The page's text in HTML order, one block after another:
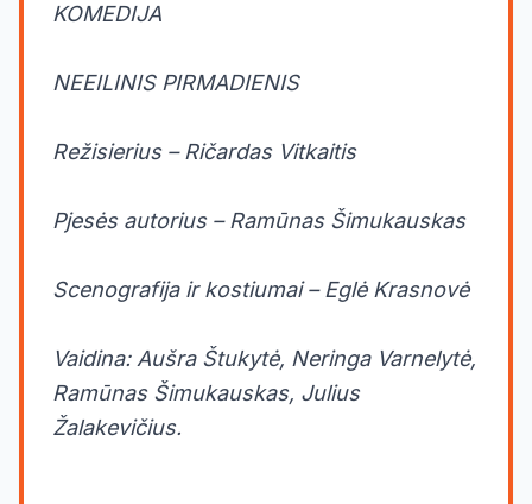
KOMEDIJA
NEEILINIS PIRMADIENIS
Režisierius – Ričardas Vitkaitis
Pjesės autorius – Ramūnas Šimukauskas
Scenografija ir kostiumai – Eglė Krasnovė
Vaidina: Aušra Štukytė, Neringa Varnelytė,
Ramūnas Šimukauskas, Julius
Žalakevičius.